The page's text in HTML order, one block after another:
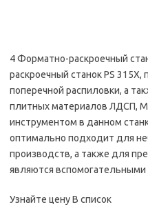
4 Форматно-раскроечный
раскроечный станок PS
поперечной распиловки, а
плитных материалов ЛДСП,
инструментом в данном
оптимально подходит для
производств, а также для
являются
Узнайте цену В список